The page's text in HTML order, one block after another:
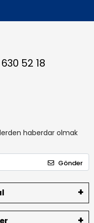
52 18
haberdar olmak
Gönder